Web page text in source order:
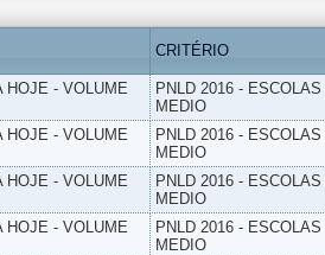
CRITÉRIO
HOJE - VOLUME
PNLD 2016 -
MEDIO
HOJE - VOLUME
PNLD 2016 -
MEDIO
HOJE - VOLUME
PNLD 2016 -
MEDIO
HOJE - VOLUME
PNLD 2016 -
MEDIO